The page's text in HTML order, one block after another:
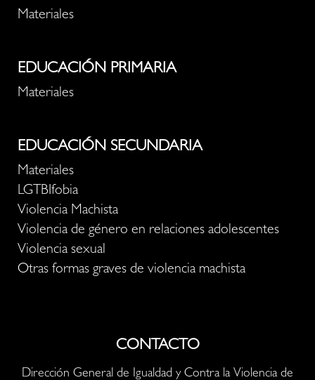
Materiales
EDUCACIÓN PRIMARIA
Materiales
EDUCACIÓN SECUNDARIA
Materiales
LGTBIfobia
Violencia Machista
Violencia de género en relaciones adolescentes
Violencia sexual
Otras formas graves de violencia machista
CONTACTO
Dirección General de Igualdad y Contra la Violencia de